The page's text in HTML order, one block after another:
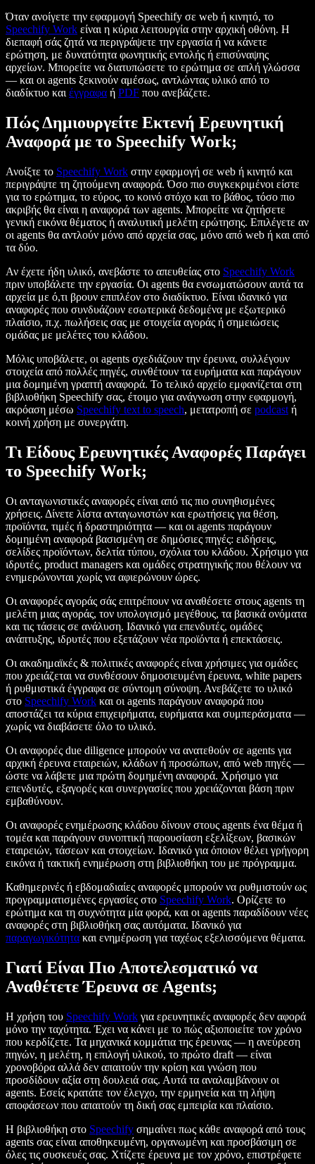
Όταν ανοίγετε την εφαρμογή Speechify σε web ή κινητό, το
Speechify Work είναι η κύρια λειτουργία στην αρχική οθόνη. Η
διεπαφή σάς ζητά να περιγράψετε την εργασία ή να κάνετε
ερώτηση, με δυνατότητα φωνητικής εντολής ή επισύναψης
αρχείων. Μπορείτε να διατυπώσετε το ερώτημα σε απλή γλώσσα
— και οι agents ξεκινούν αμέσως, αντλώντας υλικό από το
διαδίκτυο καιέγγραφα ή PDF που ανεβάζετε.
Πώς Δημιουργείτε Εκτενή Ερευνητική
Αναφορά με το Speechify Work;
Ανοίξτε το Speechify Work στην εφαρμογή σε web ή κινητό και
περιγράψτε τη ζητούμενη αναφορά. Όσο πιο συγκεκριμένοι είστε
για το ερώτημα, το εύρος, το κοινό στόχο και το βάθος, τόσο πιο
ακριβής θα είναι η αναφορά των agents. Μπορείτε να ζητήσετε
γενική εικόνα θέματος ή αναλυτική μελέτη ερώτησης. Επιλέγετε αν
οι agents θα αντλούν μόνο από αρχεία σας, μόνο από web ή και από
τα δύο.
Αν έχετε ήδη υλικό, ανεβάστε το απευθείας στο Speechify Work
πριν υποβάλετε την εργασία. Οι agents θα ενσωματώσουν αυτά τα
αρχεία με ό,τι βρουν επιπλέον στο διαδίκτυο. Είναι ιδανικό για
αναφορές που συνδυάζουν εσωτερικά δεδομένα με εξωτερικό
πλαίσιο, π.χ. πωλήσεις σας με στοιχεία αγοράς ή σημειώσεις
ομάδας με μελέτες του κλάδου.
Μόλις υποβάλετε, οι agents σχεδιάζουν την έρευνα, συλλέγουν
στοιχεία από πολλές πηγές, συνθέτουν τα ευρήματα και παράγουν
μια δομημένη γραπτή αναφορά. Το τελικό αρχείο εμφανίζεται στη
βιβλιοθήκη Speechify σας, έτοιμο για ανάγνωση στην εφαρμογή,
ακρόαση μέσω Speechify text to speech, μετατροπή σε podcast ή
κοινή χρήση με συνεργάτη.
Τι Είδους Ερευνητικές Αναφορές Παράγει
το Speechify Work;
Οι ανταγωνιστικές αναφορές είναι από τις πιο συνηθισμένες
χρήσεις. Δίνετε λίστα ανταγωνιστών και ερωτήσεις για θέση,
προϊόντα, τιμές ή δραστηριότητα — και οι agents παράγουν
δομημένη αναφορά βασισμένη σε δημόσιες πηγές: ειδήσεις,
σελίδες προϊόντων, δελτία τύπου, σχόλια του κλάδου. Χρήσιμο για
ιδρυτές, product managers και ομάδες στρατηγικής που θέλουν να
ενημερώνονται χωρίς να αφιερώνουν ώρες.
Οι αναφορές αγοράς σάς επιτρέπουν να αναθέσετε στους agents τη
μελέτη μιας αγοράς, τον υπολογισμό μεγέθους, τα βασικά ονόματα
και τις τάσεις σε ανάλυση. Ιδανικό για επενδυτές, ομάδες
ανάπτυξης, ιδρυτές που εξετάζουν νέα προϊόντα ή επεκτάσεις.
Οι ακαδημαϊκές & πολιτικές αναφορές είναι χρήσιμες για ομάδες
που χρειάζεται να συνθέσουν δημοσιευμένη έρευνα, white papers
ή ρυθμιστικά έγγραφα σε σύντομη σύνοψη. Ανεβάζετε το υλικό
στο Speechify Work και οι agents παράγουν αναφορά που
αποστάζει τα κύρια επιχειρήματα, ευρήματα και συμπεράσματα —
χωρίς να διαβάσετε όλο το υλικό.
Οι αναφορές due diligence μπορούν να ανατεθούν σε agents για
αρχική έρευνα εταιρειών, κλάδων ή προσώπων, από web πηγές —
ώστε να λάβετε μια πρώτη δομημένη αναφορά. Χρήσιμο για
επενδυτές, εξαγορές και συνεργασίες που χρειάζονται βάση πριν
εμβαθύνουν.
Οι αναφορές ενημέρωσης κλάδου δίνουν στους agents ένα θέμα ή
τομέα και παράγουν συνοπτική παρουσίαση εξελίξεων, βασικών
εταιρειών, τάσεων και στοιχείων. Ιδανικό για όποιον θέλει γρήγορη
εικόνα ή τακτική ενημέρωση στη βιβλιοθήκη του με πρόγραμμα.
Καθημερινές ή εβδομαδιαίες αναφορές μπορούν να ρυθμιστούν ως
προγραμματισμένες εργασίες στο Speechify Work. Ορίζετε το
ερώτημα και τη συχνότητα μία φορά, και οι agents παραδίδουν νέες
αναφορές στη βιβλιοθήκη σας αυτόματα. Ιδανικό για
παραγωγικότητα και ενημέρωση για ταχέως εξελισσόμενα θέματα.
Γιατί Είναι Πιο Αποτελεσματικό να
Αναθέτετε Έρευνα σε Agents;
Η χρήση του Speechify Work για ερευνητικές αναφορές δεν αφορά
μόνο την ταχύτητα. Έχει να κάνει με το πώς αξιοποιείτε τον χρόνο
που κερδίζετε. Τα μηχανικά κομμάτια της έρευνας — η ανεύρεση
πηγών, η μελέτη, η επιλογή υλικού, το πρώτο draft — είναι
χρονοβόρα αλλά δεν απαιτούν την κρίση και γνώση που
προσδίδουν αξία στη δουλειά σας. Αυτά τα αναλαμβάνουν οι
agents. Εσείς κρατάτε τον έλεγχο, την ερμηνεία και τη λήψη
αποφάσεων που απαιτούν τη δική σας εμπειρία και πλαίσιο.
Η βιβλιοθήκη στο Speechify σημαίνει πως κάθε αναφορά από τους
agents σας είναι αποθηκευμένη, οργανωμένη και προσβάσιμη σε
όλες τις συσκευές σας. Χτίζετε έρευνα με τον χρόνο, επιστρέφετε